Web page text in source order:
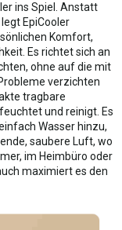
ins Spiel. Anstatt
EpiCooler
Komfort,
Es richtet sich an
ohne auf die mit
verzichten
tragbare
und reinigt. Es
Wasser hinzu,
saubere Luft, wo
im Heimbüro oder
maximiert es den